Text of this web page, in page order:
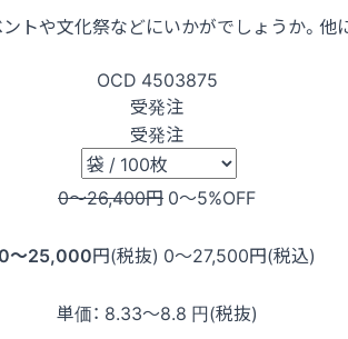
や文化祭などにいかがでしょうか。他
OCD 4503875
受発注
受発注
0〜26,400円 0〜5%OFF
0〜25,000円(税抜) 0〜27,500円(税込)
単価： 8.33〜8.8 円(税抜)